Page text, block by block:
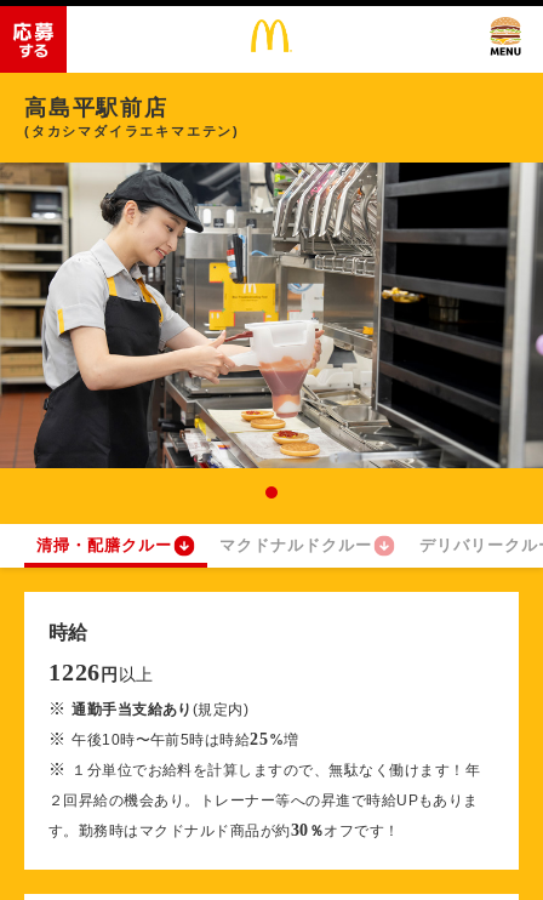
高島平駅前店
(タカシマダイラエキマエテン)
清掃・配膳クルー マクドナルドクルー デリバリークル
時給
1226 円 以上
※通勤手当支給あり (規定内)
※午後10時〜午前5時は時給25%増
※
１分単位でお給料を計算しますので、無駄なく働けます！年
２回昇給の機会あり。トレーナー等への昇進で時給UPもありま
す。勤務時はマクドナルド商品が約30 ％オフです！